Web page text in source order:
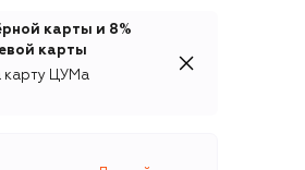
карты и 8%
карты
ЦУМа